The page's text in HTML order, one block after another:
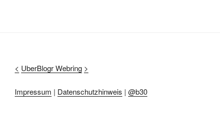
< UberBlogr Webring >
Impressum | Datenschutzhinweis | @b30